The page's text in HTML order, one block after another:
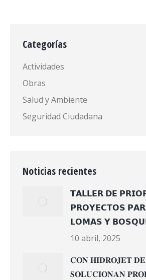
Categorías
Actividades
Obras
Salud y Ambiente
Seguridad Ciudadana
Noticias recientes
𝗧𝗔𝗟𝗟𝗘𝗥 𝗗𝗘
𝗣𝗥𝗢𝗬𝗘𝗖𝗧𝗢𝗦
𝗟𝗢𝗠𝗔𝗦 𝗬
10 abril, 2025
𝐂𝐎𝐍 𝐇𝐈𝐃𝐑𝐎𝐉𝐄𝐓
𝐒𝐎𝐋𝐔𝐂𝐈𝐎𝐍𝐀𝐍